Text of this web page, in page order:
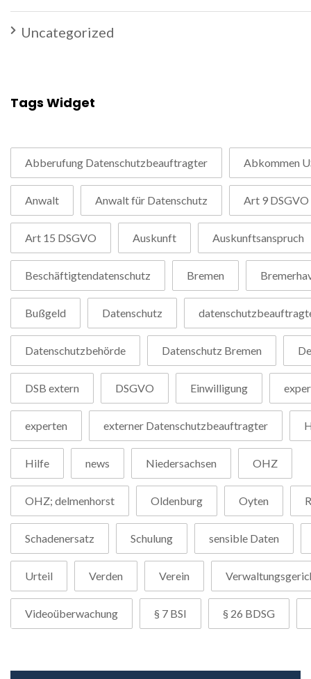
Uncategorized
Tags Widget
Abberufung Datenschutzbeauftragter Abkommen
Anwalt Anwalt für Datenschutz Art 9 DSGVO
Art 15 DSGVO Auskunft Auskunftsanspruch
Beschäftigtendatenschutz Bremen
Bußgeld Datenschutz
Datenschutzbehörde Datenschutz Bremen
DSB extern DSGVO Einwilligung
experten externer Datenschutzbeauftragter
Hilfe news Niedersachsen OHZ
OHZ; delmenhorst Oldenburg Oyten
Schadenersatz Schulung sensible Daten
Urteil Verden Verein
Videoüberwachung § 7 BSI § 26 BDSG